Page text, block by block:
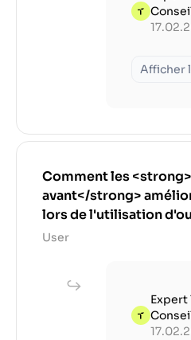
Afficher
Comment les
avant</strong>
lors de l'utilisation
User
Expert